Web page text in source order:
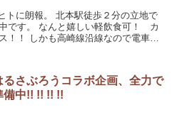
トに朗報。 北本駅徒歩２分の立地で
です。 なんと嬉しい軽飲食可！ カ
！！ しかも高崎線沿線なので電車見
るさぶろうコラボ企画、全力で
備中!! !! !! !!